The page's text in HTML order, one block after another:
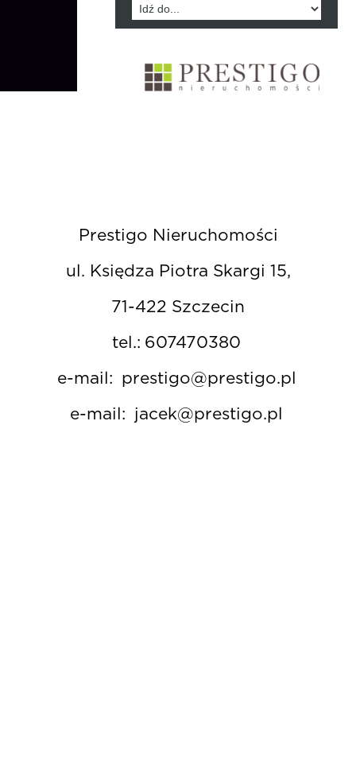
Prestigo Nieruchomości
ul. Księdza Piotra Skargi 15,
71-422 Szczecin
tel.: 607470380
e-mail: prestigo@prestigo.pl
e-mail: jacek@prestigo.pl